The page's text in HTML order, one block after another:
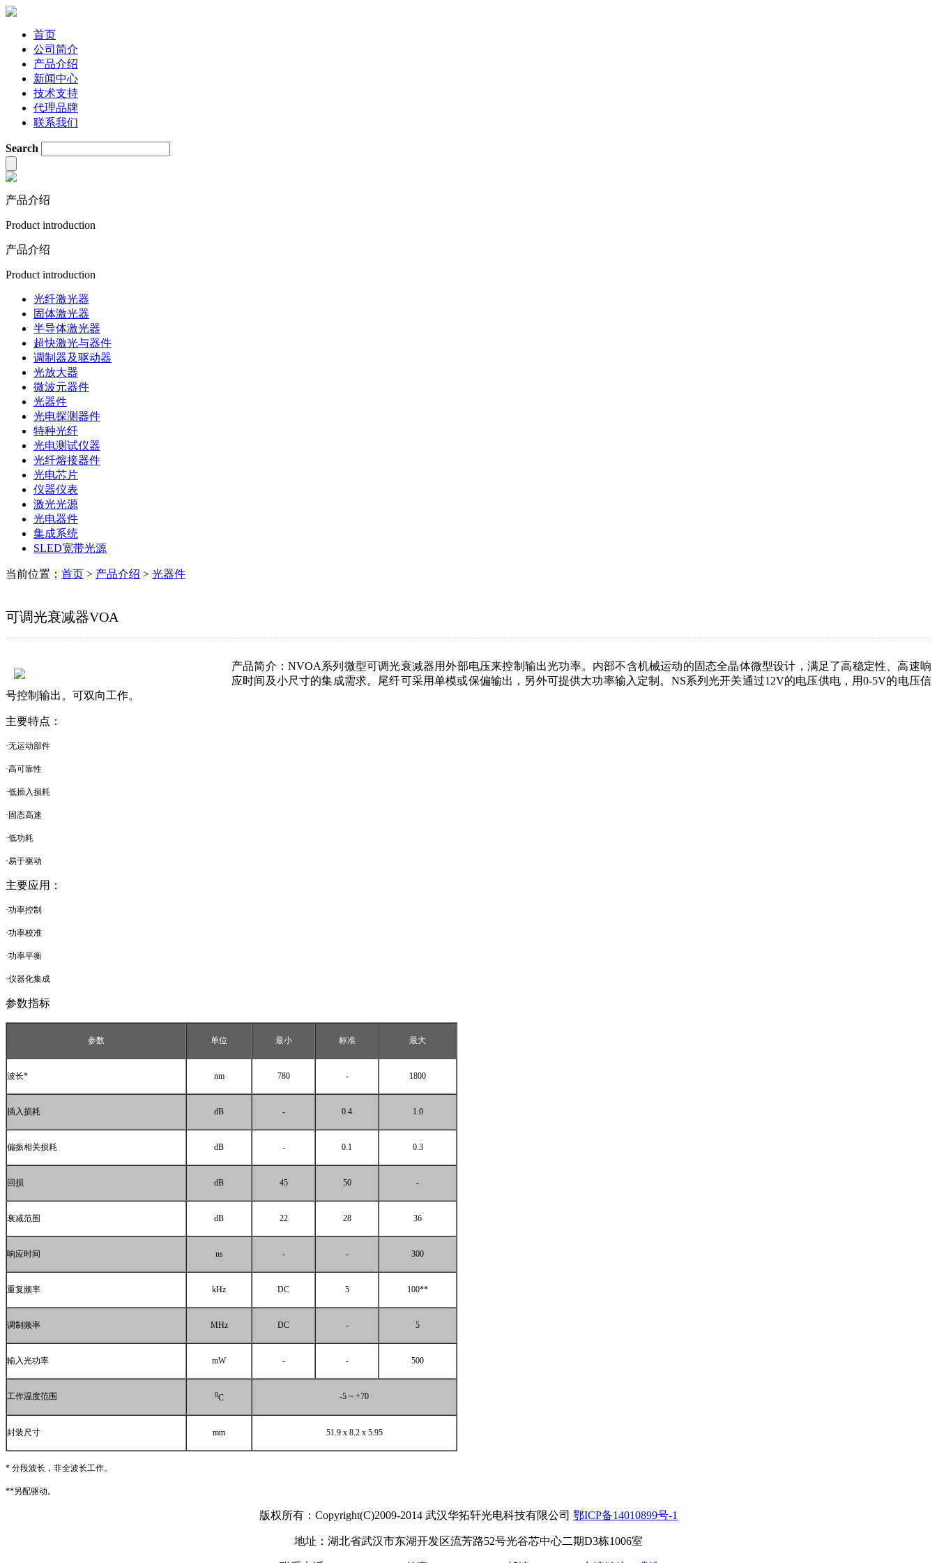
首页
公司简介
产品介绍
新闻中心
技术支持
代理品牌
联系我们
Search
产品介绍
Product introduction
产品介绍
Product introduction
光纤激光器
固体激光器
半导体激光器
超快激光与器件
调制器及驱动器
光放大器
微波元器件
光器件
光电探测器件
特种光纤
光电测试仪器
光纤熔接器件
光电芯片
仪器仪表
激光光源
光电器件
集成系统
SLED宽带光源
当前位置： 首页 > 产品介绍 > 光器件
可调光衰减器VOA
产品简介： NVOA系列微型可调光衰减器用外部电压来控制输出光功率。内部不含机械运动的固态全晶体微型设计，满足了高稳定性、高速响
应时间及小尺寸的集成需求。尾纤可采用单模或保偏输出，另外可提供大功率输入定制。NS系列光开关通过12V的电压供电，用0-5V的电压信
号控制输出。可双向工作。
主要特点：
·无运动部件
·高可靠性
·低插入损耗
·固态高速
·低功耗
·易于驱动
主要应用：
·功率控制
·功率校准
·功率平衡
·仪器化集成
参数指标
参数 单位 最小 标准 最大
波长* nm 780 - 1800
插入损耗 dB - 0.4 1.0
偏振相关损耗 dB - 0.1 0.3
回损 dB 45 50 -
衰减范围 dB 22 28 36
响应时间 ns - - 300
重复频率 kHz DC 5 100**
调制频率 MHz DC - 5
输入光功率 mW - - 500
工作温度范围 0C -5 ~ +70
封装尺寸 mm 51.9 x 8.2 x 5.95
* 分段波长，非全波长工作。
**另配驱动。
版权所有：Copyright(C)2009-2014 武汉华拓轩光电科技有限公司 鄂ICP备14010899号-1
地址：湖北省武汉市东湖开发区流芳路52号光谷芯中心二期D3栋1006室